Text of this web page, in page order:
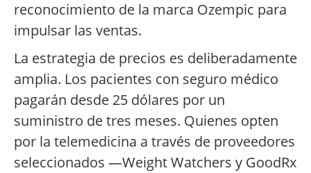
reconocimiento de la marca Ozempic para
impulsar las ventas.
La estrategia de precios es deliberadamente
amplia. Los pacientes con seguro médico
pagarán desde 25 dólares por un
suministro de tres meses. Quienes opten
por la telemedicina a través de proveedores
seleccionados —Weight Watchers y GoodRx